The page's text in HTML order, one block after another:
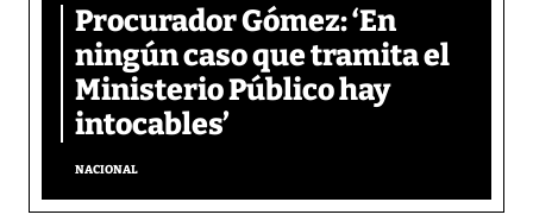
Procurador Gómez: ‘En
ningún caso que tramita el
Ministerio Público hay
intocables’
NACIONAL